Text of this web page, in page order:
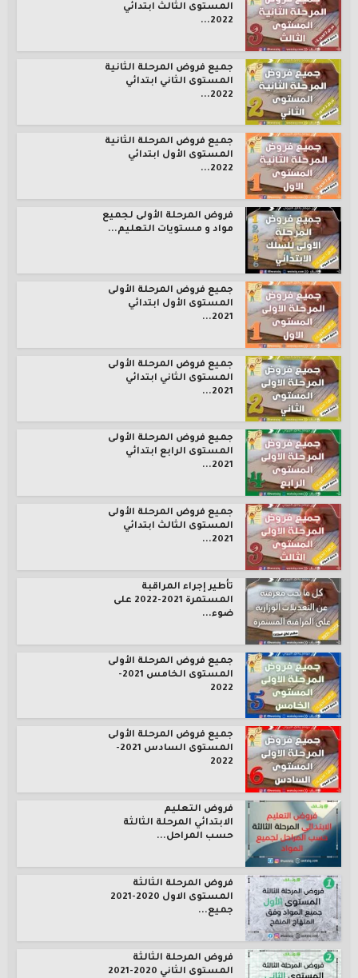
المستوى الثالث ابتدائي
2022...
جميع فروض المرحلة الثانية
المستوى الثاني ابتدائي
2022...
جميع فروض المرحلة الثانية
المستوى الأول ابتدائي
2022...
فروض المرحلة الأولى لجميع
مواد و مستويات التعليم...
جميع فروض المرحلة الأولى
المستوى الأول ابتدائي
2021...
جميع فروض المرحلة الأولى
المستوى الثاني ابتدائي
2021...
جميع فروض المرحلة الأولى
المستوى الرابع ابتدائي
2021...
جميع فروض المرحلة الأولى
المستوى الثالث ابتدائي
2021...
تأطير إجراء المراقبة
المستمرة 2021-2022 على
ضوء...
جميع فروض المرحلة الأولى
المستوى الخامس 2021-
2022
جميع فروض المرحلة الأولى
المستوى السادس 2021-
2022
فروض التعليم
الابتدائي المرحلة الثالثة
حسب المراحل...
فروض المرحلة الثالثة
المستوى الاول 2020-2021
جميع...
فروض المرحلة الثالثة
المستوى الثاني 2020-2021